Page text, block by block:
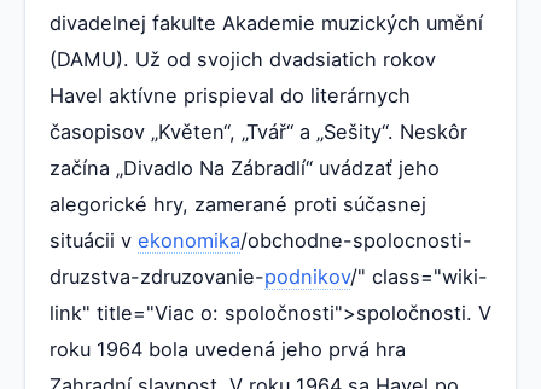
divadelnej fakulte Akademie muzických umění
(DAMU). Už od svojich dvadsiatich rokov
Havel aktívne prispieval do literárnych
časopisov „Květen“, „Tvář“ a „Sešity“. Neskôr
začína „Divadlo Na Zábradlí“ uvádzať jeho
alegorické hry, zamerané proti súčasnej
situácii v ekonomika/obchodne-spolocnosti-
druzstva-zdruzovanie-podnikov/" class="wiki-
link" title="Viac o: spoločnosti">spoločnosti. V
roku 1964 bola uvedená jeho prvá hra